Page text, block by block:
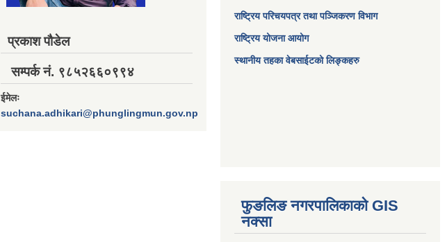
प्रकाश पौडेल
सम्पर्क नं. ९८५२६६०९९४
ईमेलः
suchana.adhikari@phunglingmun.gov.np
राष्ट्रिय परिचयपत्र तथा पञ्जिकरण विभाग
राष्ट्रिय योजना आयोग
स्थानीय तहका वेबसाईटको लिङ्कहरु
फुङलिङ नगरपालिकाको GIS
नक्सा